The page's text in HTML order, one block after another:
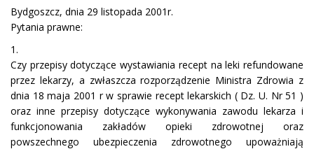
Bydgoszcz, dnia 29 listopada 2001r.
Pytania prawne:
1.
Czy przepisy dotyczące wystawiania recept na leki refundowane
przez lekarzy, a zwłaszcza rozporządzenie Ministra Zdrowia z
dnia 18 maja 2001 r w sprawie recept lekarskich ( Dz. U. Nr 51 )
oraz inne przepisy dotyczące wykonywania zawodu lekarza i
funkcjonowania zakładów opieki zdrowotnej oraz
powszechnego ubezpieczenia zdrowotnego upoważniają